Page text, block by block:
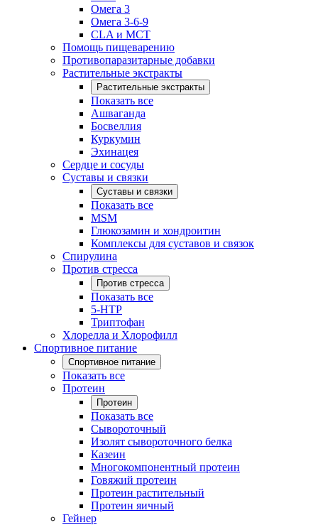
Омега 3
Омега 3-6-9
CLA и MCT
Помощь пищеварению
Противопаразитарные добавки
Растительные экстракты
Растительные экстракты
Показать все
Ашваганда
Босвеллия
Куркумин
Эхинацея
Сердце и сосуды
Суставы и связки
Суставы и связки
Показать все
MSM
Глюкозамин и хондроитин
Комплексы для суставов и связок
Спирулина
Против стресса
Против стресса
Показать все
5-HTP
Триптофан
Хлорелла и Хлорофилл
Спортивное питание
Спортивное питание
Показать все
Протеин
Протеин
Показать все
Сывороточный
Изолят сывороточного белка
Казеин
Многокомпонентный протеин
Говяжий протеин
Протеин растительный
Протеин яичный
Гейнер